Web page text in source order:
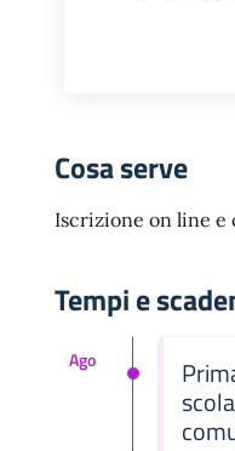
Cosa serve
Iscrizione on line e
Tempi e
Ago